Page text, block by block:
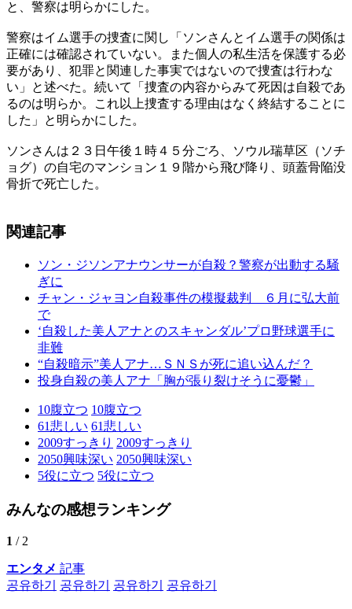
と、警察は明らかにした。
警察はイム選手の捜査に関し「ソンさんとイム選手の関係は
正確には確認されていない。また個人の私生活を保護する必
要があり、犯罪と関連した事実ではないので捜査は行わな
い」と述べた。続いて「捜査の内容からみて死因は自殺であ
るのは明らか。これ以上捜査する理由はなく終結することに
した」と明らかにした。
ソンさんは２３日午後１時４５分ごろ、ソウル瑞草区（ソチ
ョグ）の自宅のマンション１９階から飛び降り、頭蓋骨陥没
骨折で死亡した。
関連記事
ソン・ジソンアナウンサーが自殺？警察が出動する騒
ぎに
チャン・ジャヨン自殺事件の模擬裁判 ６月に弘大前
で
‘自殺した美人アナとのスキャンダル’プロ野球選手に
非難
“自殺暗示”美人アナ…ＳＮＳが死に追い込んだ？
投身自殺の美人アナ「胸が張り裂けそうに憂鬱」
10腹立つ 10腹立つ
61悲しい 61悲しい
2009すっきり 2009すっきり
2050興味深い 2050興味深い
5役に立つ 5役に立つ
みんなの感想ランキング
1 / 2
エンタメ 記事
공유하기
공유하기 공유하기 공유하기